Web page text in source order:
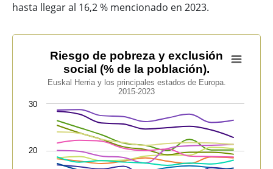
hasta llegar al 16,2 % mencionado en 2023.
Riesgo de pobreza y exclusión social (% de la
Line chart with 13 lines.
Euskal Herria y los principales estados de Europa.
View as data table, Riesgo de pobreza y exclusión
The chart has 1 X axis displaying categories.
The chart has 1 Y axis displaying values. Data ranges
Riesgo de pobreza y exclusión
social (% de la población).
Euskal Herria y los principales estados de Europa.
2015-2023
20
30